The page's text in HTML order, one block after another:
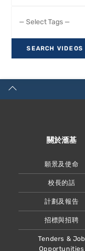
關於滙基
願景及使命
校長的話
計劃及報告
招標與招聘
Tenders & Job
Opportunities